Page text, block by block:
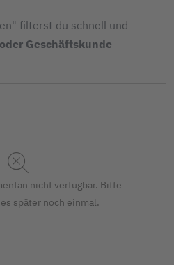
filterst du schnell und
Geschäftskunde
nicht verfügbar. Bitte
später noch einmal.